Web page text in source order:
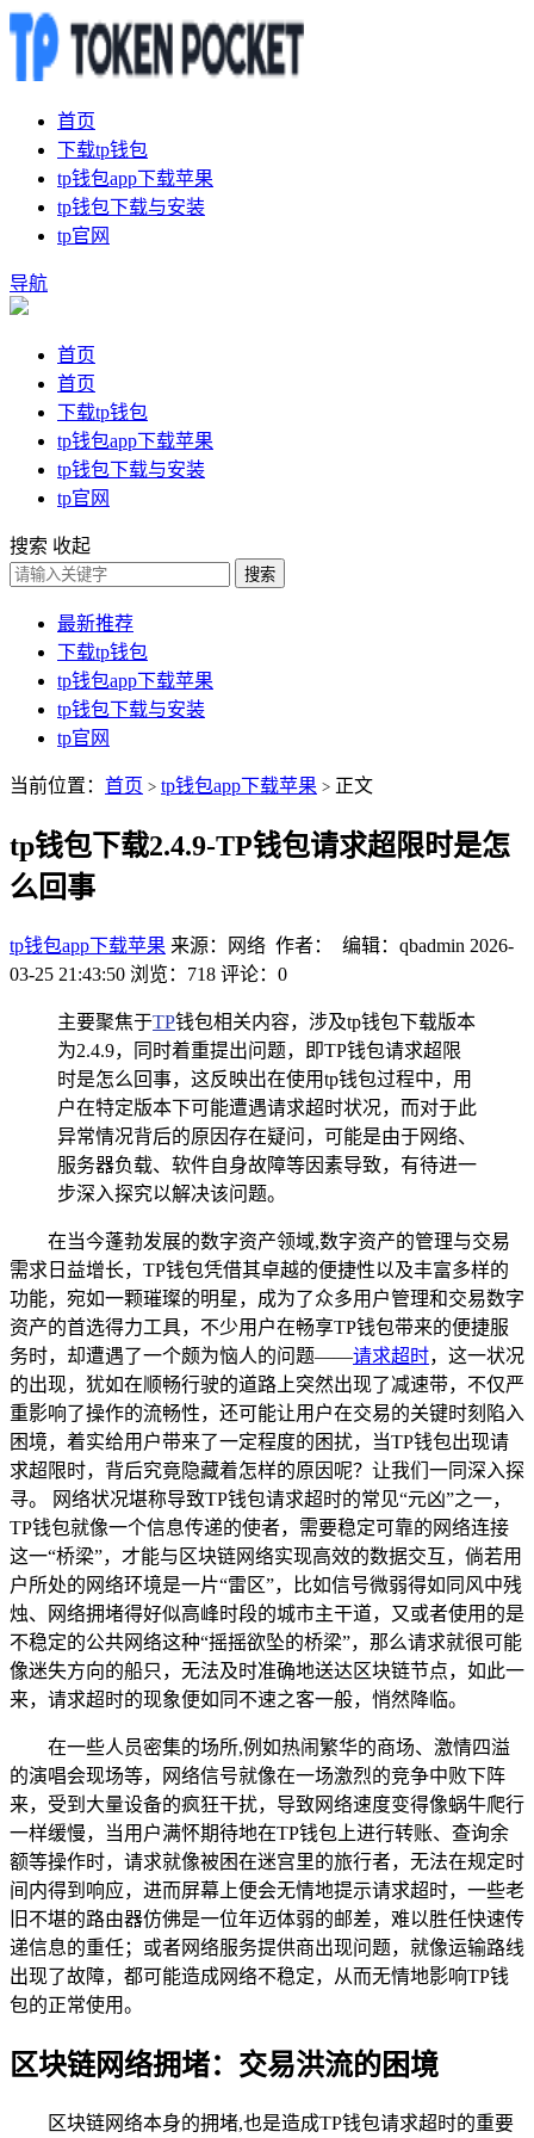
首页
下载tp钱包
tp钱包app下载苹果
tp钱包下载与安装
tp官网
导航
首页
首页
下载tp钱包
tp钱包app下载苹果
tp钱包下载与安装
tp官网
搜索 收起
搜索
最新推荐
下载tp钱包
tp钱包app下载苹果
tp钱包下载与安装
tp官网
当前位置： 首页 > tp钱包app下载苹果 > 正文
tp钱包下载2.4.9-TP钱包请求超限时是怎
么回事
tp钱包app下载苹果 来源：网络 作者： 编辑：qbadmin 2026-
03-25 21:43:50 浏览：718 评论：0
主要聚焦于TP钱包相关内容，涉及tp钱包下载版本
为2.4.9，同时着重提出问题，即TP钱包请求超限
时是怎么回事，这反映出在使用tp钱包过程中，用
户在特定版本下可能遭遇请求超时状况，而对于此
异常情况背后的原因存在疑问，可能是由于网络、
服务器负载、软件自身故障等因素导致，有待进一
步深入探究以解决该问题。
在当今蓬勃发展的数字资产领域,数字资产的管理与交易
需求日益增长，TP钱包凭借其卓越的便捷性以及丰富多样的
功能，宛如一颗璀璨的明星，成为了众多用户管理和交易数字
资产的首选得力工具，不少用户在畅享TP钱包带来的便捷服
务时，却遭遇了一个颇为恼人的问题——请求超时，这一状况
的出现，犹如在顺畅行驶的道路上突然出现了减速带，不仅严
重影响了操作的流畅性，还可能让用户在交易的关键时刻陷入
困境，着实给用户带来了一定程度的困扰，当TP钱包出现请
求超限时，背后究竟隐藏着怎样的原因呢？让我们一同深入探
寻。 网络状况堪称导致TP钱包请求超时的常见“元凶”之一，
TP钱包就像一个信息传递的使者，需要稳定可靠的网络连接
这一“桥梁”，才能与区块链网络实现高效的数据交互，倘若用
户所处的网络环境是一片“雷区”，比如信号微弱得如同风中残
烛、网络拥堵得好似高峰时段的城市主干道，又或者使用的是
不稳定的公共网络这种“摇摇欲坠的桥梁”，那么请求就很可能
像迷失方向的船只，无法及时准确地送达区块链节点，如此一
来，请求超时的现象便如同不速之客一般，悄然降临。
在一些人员密集的场所,例如热闹繁华的商场、激情四溢
的演唱会现场等，网络信号就像在一场激烈的竞争中败下阵
来，受到大量设备的疯狂干扰，导致网络速度变得像蜗牛爬行
一样缓慢，当用户满怀期待地在TP钱包上进行转账、查询余
额等操作时，请求就像被困在迷宫里的旅行者，无法在规定时
间内得到响应，进而屏幕上便会无情地提示请求超时，一些老
旧不堪的路由器仿佛是一位年迈体弱的邮差，难以胜任快速传
递信息的重任；或者网络服务提供商出现问题，就像运输路线
出现了故障，都可能造成网络不稳定，从而无情地影响TP钱
包的正常使用。
区块链网络拥堵：交易洪流的困境
区块链网络本身的拥堵,也是造成TP钱包请求超时的重要